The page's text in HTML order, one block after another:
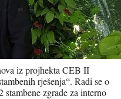
iz projhekta CEB II
rješenja“. Radi se o
zgrade za interno